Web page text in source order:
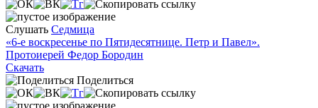
Слушать Седмица
«6-е воскресенье по Пятидесятнице. Петр и Павел».
Протоиерей Федор Бородин
Скачать
Поделиться